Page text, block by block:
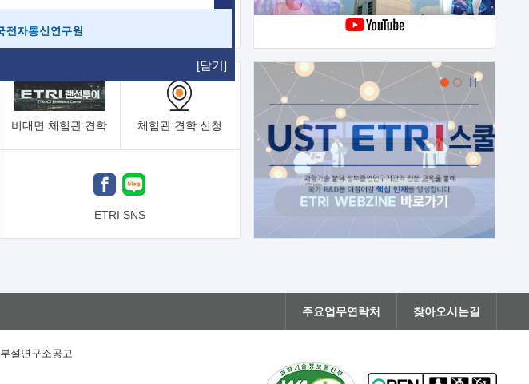
[닫기]
융합기술연구생산센터 반도체실험실
비대면 체험관 견학 체험관 견학 신청
ETRI SNS
주요업무연락처 찾아오시는길
부설연구소공고